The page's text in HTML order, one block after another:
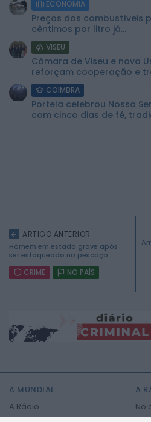
2026 Mundial FM. Todos
ECONOMIA
Preços dos combustíveis
cêntimos por litro já...
VISEU
Câmara de Viseu e nova
reforçam cooperação e
COIMBRA
Portela celebrou Nossa
com cinco dias de fé,
ARTIGO ANTERIOR
Homem em estado grave após
ser esfaqueado no pescoço...
CRIME NO PAÍS
A MUNDIAL
A Rádio
A
No